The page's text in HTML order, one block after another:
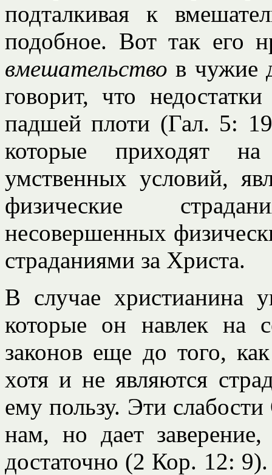
подталкивая к
подобное. Вот так его
вмешательство в чужие
говорит, что
падшей плоти (Гал. 5:
которые приходят
умственных условий,
физические
несовершенных
страданиями за Христа.
В случае христианина
которые он навлек на
законов еще до того,
хотя и не являются
ему пользу. Эти
нам, но дает
достаточно (2 Кор. 12: